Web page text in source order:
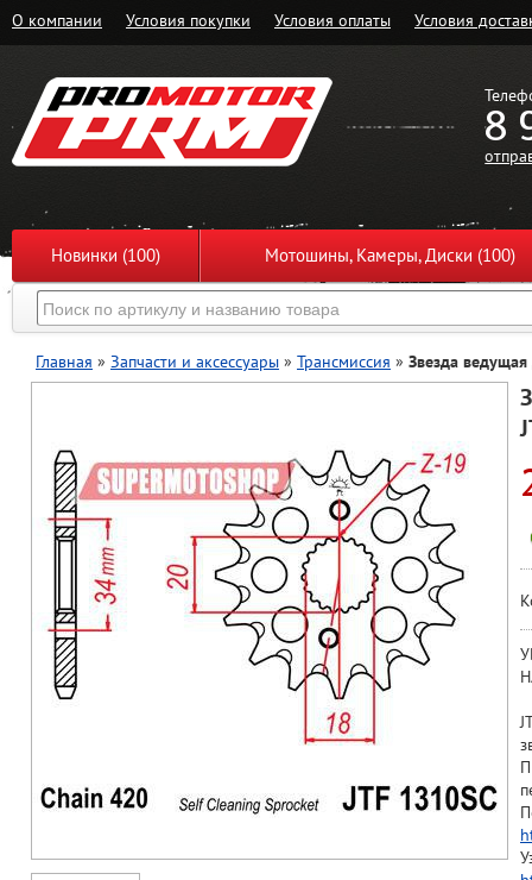
О компании Условия покупки Условия оплаты Условия
8
Новинки (100) Мотошины, Камеры, Диски (100)
Главная » Запчасти и аксессуары » Трансмиссия » Звезда